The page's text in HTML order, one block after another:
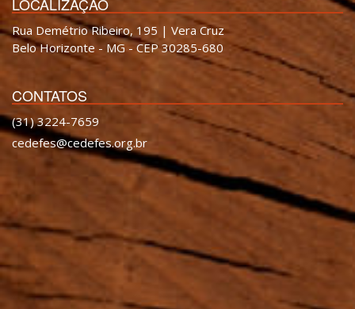
Rua Demétrio Ribeiro, 195 | Vera Cruz
Belo Horizonte - MG - CEP 30285-680
CONTATOS
(31) 3224-7659
cedefes@cedefes.org.br